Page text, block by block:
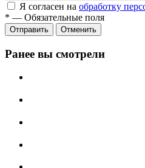
Я согласен на обработку
* — Обязательные поля
Отправить Отменить
Ранее вы смотрели